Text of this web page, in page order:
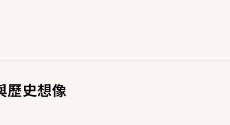
歷史想像